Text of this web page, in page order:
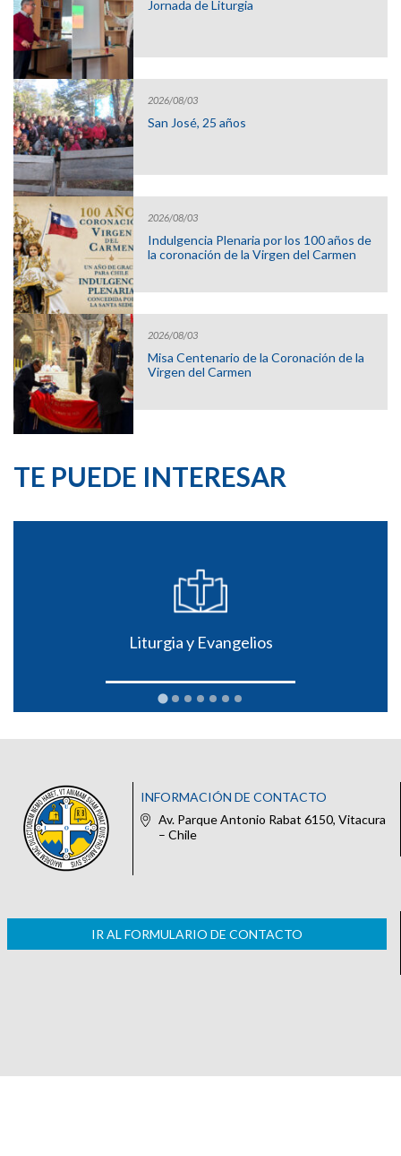
Jornada de Liturgia
2026/08/03
San José, 25 años
2026/08/03
Indulgencia Plenaria por los 100 años de
la coronación de la Virgen del Carmen
2026/08/03
Misa Centenario de la Coronación de la
Virgen del Carmen
TE PUEDE INTERESAR
Liturgia y Evangelios
INFORMACIÓN DE CONTACTO
Av. Parque Antonio Rabat 6150, Vitacura
– Chile
IR AL FORMULARIO DE CONTACTO